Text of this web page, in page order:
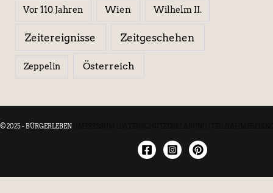
Vor 110 Jahren Wien Wilhelm II.
Zeitereignisse Zeitgeschehen
Zeppelin Österreich
© 2025 - BÜRGERLEBEN